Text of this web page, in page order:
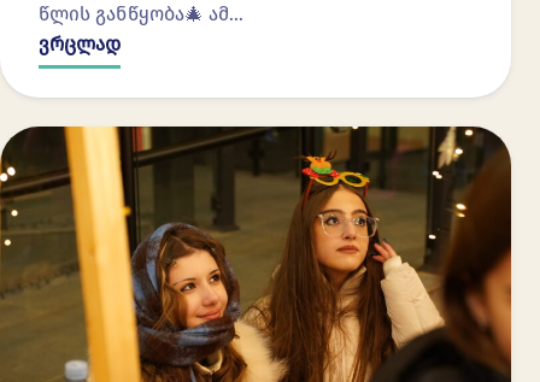
წლის განწყობა🎄 ამ…
ვრცლად